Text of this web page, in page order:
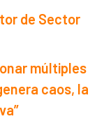
de Sector
múltiples
caos, la